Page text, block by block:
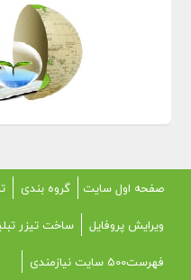
صفحه اول سایت گروه بندی
ویرایش پروفایل
ساخت تیزر
فهرست500 سایت نیازمندی